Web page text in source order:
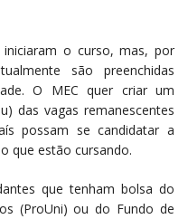
o curso, mas, por
são preenchidas
O MEC quer criar um
das vagas remanescentes
possam se candidatar a
que estão cursando.
que tenham bolsa do
(ProUni) ou do Fundo de